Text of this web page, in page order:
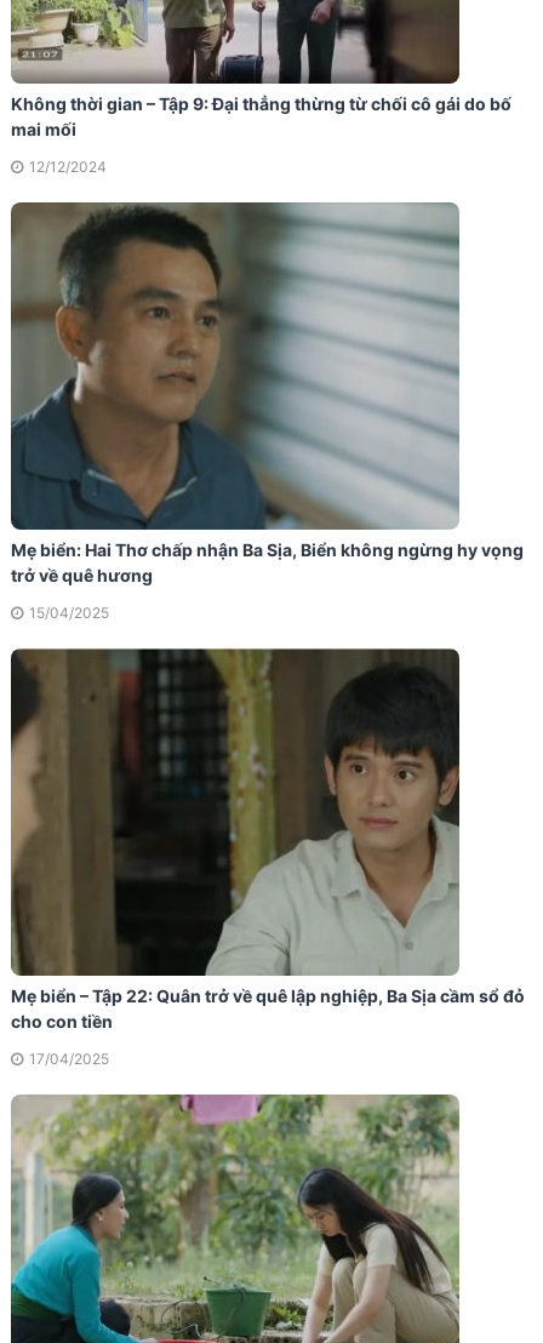
Không thời gian – Tập 9: Đại thẳng thừng từ chối cô gái do bố
mai mối
12/12/2024
Mẹ biển: Hai Thơ chấp nhận Ba Sịa, Biển không ngừng hy vọng
trở về quê hương
15/04/2025
Mẹ biển – Tập 22: Quân trở về quê lập nghiệp, Ba Sịa cầm sổ đỏ
cho con tiền
17/04/2025